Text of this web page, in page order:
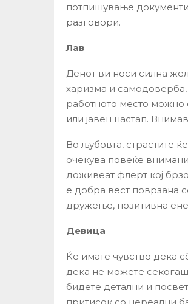
потпишување
разговори.
Лав
Денот ви носи силна
харизма и самодоверба,
работното место можно
или јавен настап.
Во љубовта, страстите
очекува повеќе
доживеат флерт кој
е добра вест поврзана
дружење, позитивна
Девица
Ќе имате чувство дека
дека не можете секогаш
бидете детални и